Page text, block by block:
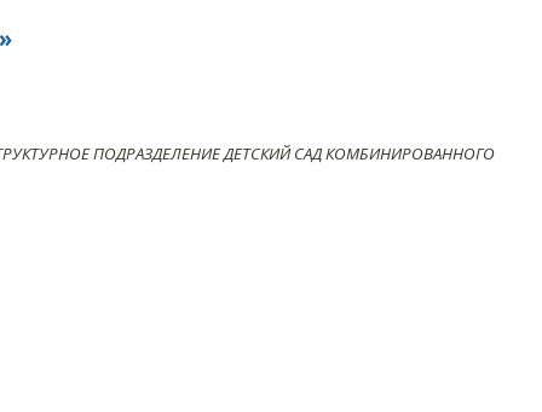
ПОДРАЗДЕЛЕНИЕ ДЕТСКИЙ САД КОМБИНИРОВАННОГО